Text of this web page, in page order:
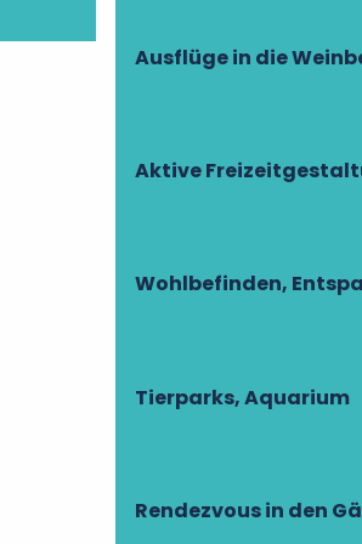
Ausflüge in die
Aktive
Wohlbefinden,
Tierparks, Aquarium
Rendezvous in den